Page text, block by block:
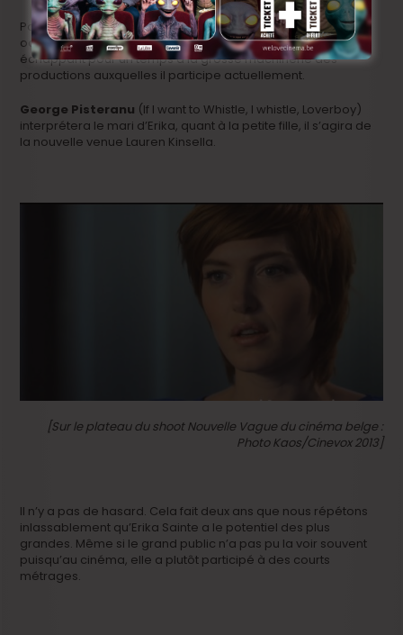
Pour Aidan, il s’agira évidemment d’un bol d’oxygène, d’une
occasion unique de bénéficier d’un maximum de libertés en
échappant pour un temps à la grosse machinerie des
productions auxquelles il participe actuellement.
George Pisteranu (If I want to Whistle, I whistle, Loverboy)
interprétera le mari d’Erika, quant à la petite fille, il s’agira de
la nouvelle venue Lauren Kinsella.
[Sur le plateau du shoot Nouvelle Vague du cinéma belge :
Photo Kaos/Cinevox 2013]
Il n’y a pas de hasard. Cela fait deux ans que nous répétons
inlassablement qu’Erika Sainte a le potentiel des plus
grandes. Même si le grand public n’a pas pu la voir souvent
puisqu’au cinéma, elle a plutôt participé à des courts
métrages.